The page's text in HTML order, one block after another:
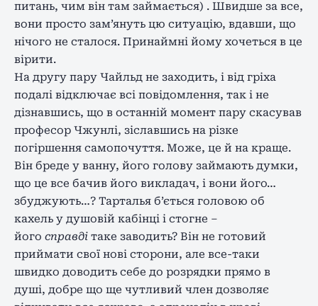
питань, чим він там займається) . Швидше за все,
вони просто зам’януть цю ситуацію, вдавши, що
нічого не сталося. Принаймні йому хочеться в це
вірити.
На другу пару Чайльд не заходить, і від гріха
подалі відключає всі повідомлення, так і не
дізнавшись, що в останній момент пару скасував
професор Чжунлі, зіславшись на різке
погіршення самопочуття. Може, це й на краще.
Він бреде у ванну, його голову займають думки,
що це все бачив його викладач, і вони його…
збуджують…? Тарталья б’ється головою об
кахель у душовій кабінці і стогне –
його справді таке заводить? Він не готовий
приймати свої нові сторони, але все-таки
швидко доводить себе до розрядки прямо в
душі, добре що ще чутливий член дозволяє